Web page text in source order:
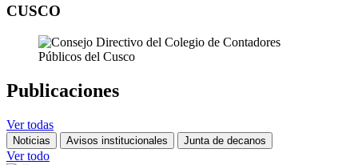
CUSCO
Publicaciones
Ver todas
Noticias Avisos institucionales Junta de decanos
Ver todo